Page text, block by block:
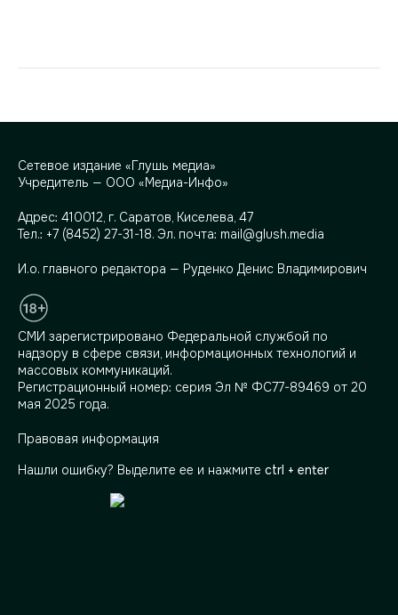
Сетевое издание «Глушь медиа»
Учредитель — ООО «Медиа-Инфо»
Адрес: 410012, г. Саратов, Киселева, 47
Тел.: +7 (8452) 27-31-18. Эл. почта: mail@glush.media
И.о. главного редактора — Руденко Денис Владимирович
СМИ зарегистрировано Федеральной службой по
надзору в сфере связи, информационных технологий и
массовых коммуникаций.
Регистрационный номер: серия Эл № ФС77-89469 от 20
мая 2025 года.
Правовая информация
Нашли ошибку? Выделите ее и нажмите ctrl + enter